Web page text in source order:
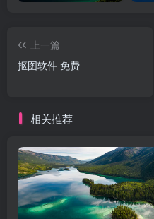
上一篇
抠图软件 免费
相关推荐